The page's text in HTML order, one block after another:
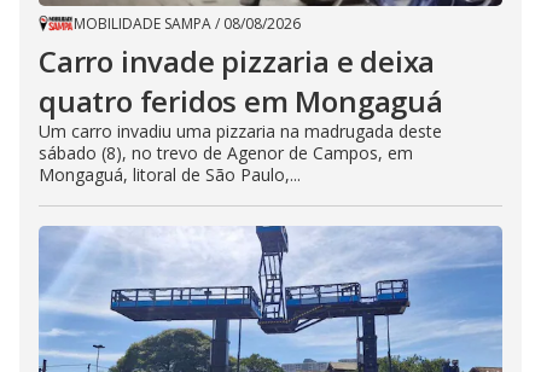
MOBILIDADE SAMPA/ 08/08/2026
Carro invade pizzaria e deixa
quatro feridos em Mongaguá
Um carro invadiu uma pizzaria na madrugada deste
sábado (8), no trevo de Agenor de Campos, em
Mongaguá, litoral de São Paulo,...